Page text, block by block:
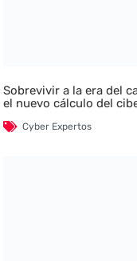
Sobrevivir a la era del
el nuevo cálculo del
Cyber Expertos